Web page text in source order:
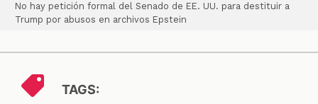
No hay petición formal del Senado de EE. UU. para destituir a
Trump por abusos en archivos Epstein
TAGS: